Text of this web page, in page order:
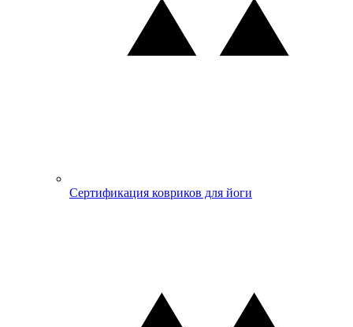
Сертификация ковриков для йоги